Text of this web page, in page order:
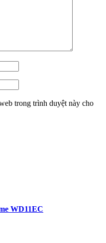
trong trình duyệt này cho
WD11EC